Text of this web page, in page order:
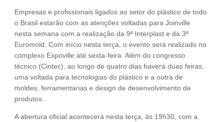
Empresas e profissionais ligados ao setor do plástico de todo
o Brasil estarão com as atenções voltadas para Joinville
nesta semana com a realização da 9ª Interplast e da 3ª
Euromold. Com início nesta terça, o evento será realizado no
complexo Expoville até sexta-feira. Além do congresso
técnico (Cintec), ao longo de quatro dias haverá duas feiras,
uma voltada para tecnologias do plástico e a outra de
moldes, ferramentarias e design de desenvolvimento de
produtos.
A abertura oficial acontecerá nesta terça, às 19h30, com a